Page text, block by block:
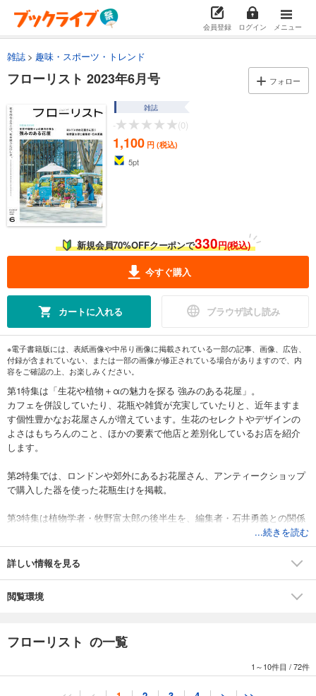
会員登録 ログイン メニュー
雑誌 趣味・スポーツ・トレンド
フローリスト 2023年6月号 フォロー
雑誌
- (0)
1,100 円 (税込)
5pt
新規会員70%OFFクーポンで330円(税込)
今すぐ購入
カートに入れる ブラウザ試し読み
※電子書籍版には、表紙画像や中吊り画像に掲載されている一部の記事、画像、広告、
付録が含まれていない、または一部の画像が修正されている場合がありますので、内
容をご確認の上、お楽しみください。
第1特集は「生花や植物＋αの魅力を探る 強みのある花屋」。
カフェを併設していたり、花瓶や雑貨が充実していたりと、近年ますま
す個性豊かなお花屋さんが増えています。生花のセレクトやデザインの
よさはもちろんのこと、ほかの要素で他店と差別化しているお店を紹介
します。
第2特集では、ロンドンや郊外にあるお花屋さん、アンティークショップ
で購入した器を使った花瓶生けを掲載。
第3特集は植物学者・牧野富太郎の後半生を、編集者・石井勇義との関係
[新連載] 見聞／渡辺礼人
幅広い客層の気持ちに寄り添う “品質本位”の街の花屋 木村生花店
[第2特集]フラワーデザイナー高野のぞみの ロンドンのお花屋さん巡り
...続きを読む
詳しい情報を見る
閲覧環境
フローリスト の一覧
1～10件目 /72件